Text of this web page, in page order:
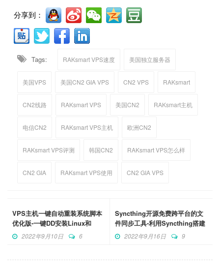
分享到：
Tags: RAKsmart VPS速度 美国独立服务器
美国VPS 美国CN2 GIA VPS CN2 VPS RAKsmart
CN2线路 RAKsmart VPS 美国CN2 RAKsmart主机
电信CN2 RAKsmart VPS主机 欧洲CN2
RAKsmart VPS评测 韩国CN2 RAKsmart VPS怎么样
CN2 GIA RAKsmart VPS使用 CN2 GIA VPS
VPS主机一键自动重装系统脚本
优化版-一键DD安装Linux和
Windows系统
2022年9月10日 6
Syncthing开源免费跨平台的文
件同步工具-利用Syncthing搭建
免费同步网盘
2022年9月16日 9